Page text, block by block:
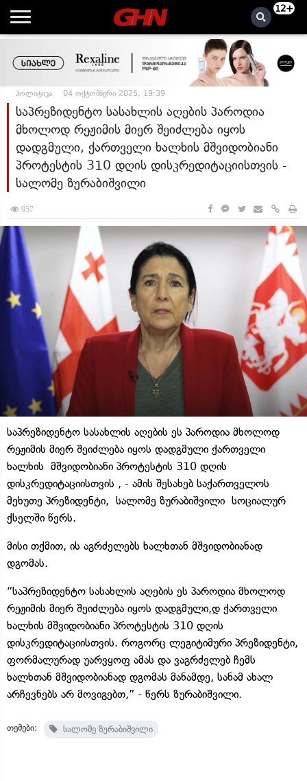
12+
პოლიტიკა 04 ოქტომბერი 2025, 19:39
საპრეზიდენტო სასახლის აღების პაროდია
მხოლოდ რეჟიმის მიერ შეიძლება იყოს
დადგმული, ქართველი ხალხის მშვიდობიანი
პროტესტის 310 დღის დისკრედიტაციისთვის -
სალომე ზურაბიშვილი
957
საპრეზიდენტო სასახლის აღების ეს პაროდია მხოლოდ
რეჟიმის მიერ შეიძლება იყოს დადგმული ქართველი
ხალხის მშვიდობიანი პროტესტის 310 დღის
დისკრედიტაციისთვის , - ამის შესახებ საქართველოს
მეხუთე პრეზიდენტი, სალომე ზურაბიშვილი სოციალურ
ქსელში წერს.
მისი თქმით, ის აგრძელებს ხალხთან მშვიდობიანად
დგომას.
“საპრეზიდენტო სასახლის აღების ეს პაროდია მხოლოდ
რეჟიმის მიერ შეიძლება იყოს დადგმული,დ ქართველი
ხალხის მშვიდობიანი პროტესტის 310 დღის
დისკრედიტაციისთვის. როგორც ლეგიტიმური პრეზიდენტი,
ფორმალურად უარვყოფ ამას და ვაგრძელებ ჩემს
ხალხთან მშვიდობიანად დგომას მანამდე, სანამ ახალ
არჩევნებს არ მოვიგებთ,” - წერს ზურაბიშვილი.
თემები: სალომე ზურაბიშვილი